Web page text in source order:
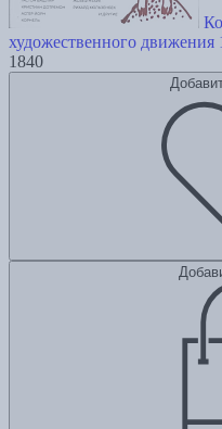
художественного движения
1840